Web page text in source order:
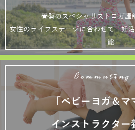
骨盤のスペシャリストヨガ講
女性のライフステージに合わせて「妊
能
Commuting
「ベビーヨガ＆
インストラクター